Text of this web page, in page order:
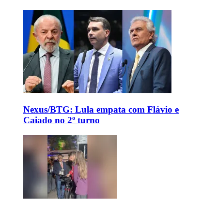
Nexus/BTG: Lula empata com Flávio e
Caiado no 2º turno